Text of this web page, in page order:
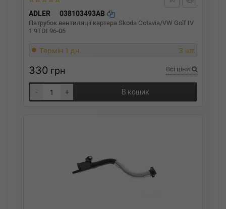
ADLER 038103493AB
Патрубок вентиляції картера Skoda Octavia/VW Golf IV
1.9TDI 96-06
Термін 1 дн. 3 шт.
330 грн Всі ціни
- + В кошик